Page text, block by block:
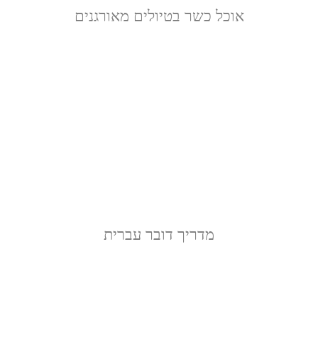
אוכל כשר בטיולים מאורגנים
מדריך דובר עברית